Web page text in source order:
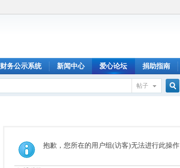
财务公示系统 新闻中心 爱心论坛 捐助指南
帖子
索
抱歉，您所在的用户组(访客)无法进行此操作